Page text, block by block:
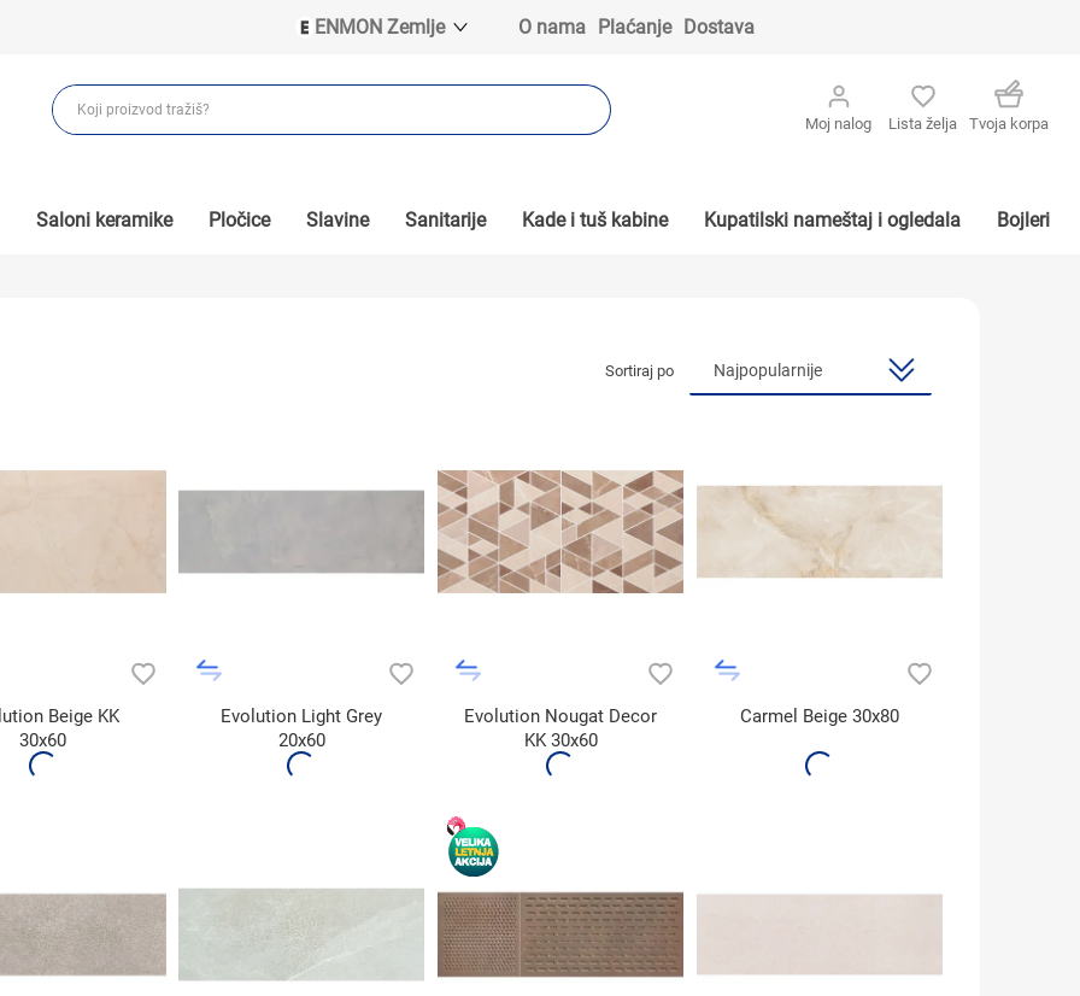
ENMON Zemlje
ENMON BIH
ENMON MKD
O nama Plaćanje Dostava
Moj nalog Lista želja Tvoja korpa
Saloni keramike Pločice Slavine Sanitarije Kade i tuš kabine Kupatilski nameštaj i ogledala Bojleri
Sortiraj po
Beige KK
30x60
Evolution Light Grey
20x60
Evolution Nougat Decor
KK 30x60
Carmel Beige 30x80